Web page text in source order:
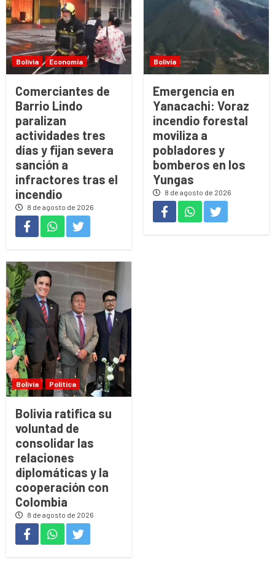
Bolivia Economía
Comerciantes de
Barrio Lindo
paralizan
actividades tres
días y fijan severa
sanción a
infractores tras el
incendio
8 de agosto de 2026
Bolivia
Emergencia en
Yanacachi: Voraz
incendio forestal
moviliza a
pobladores y
bomberos en los
Yungas
8 de agosto de 2026
Bolivia Política
Bolivia ratifica su
voluntad de
consolidar las
relaciones
diplomáticas y la
cooperación con
Colombia
8 de agosto de 2026